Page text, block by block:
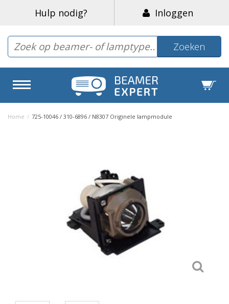
Hulp nodig? Inloggen
Zoeken
Home / 725-10046 / 310-6896 / N8307 Originele lampmodule